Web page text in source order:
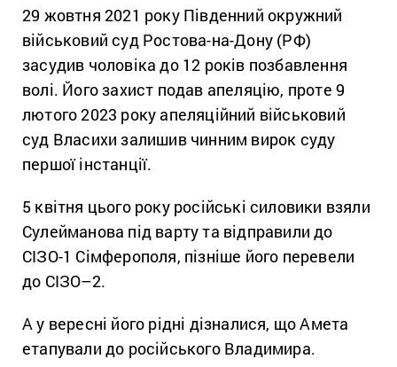
29 жовтня 2021 року Південний окружний
військовий суд Ростова-на-Дону (РФ)
засудив чоловіка до 12 років позбавлення
волі. Його захист подав апеляцію, проте 9
лютого 2023 року апеляційний військовий
суд Власихи залишив чинним вирок суду
першої інстанції.
5 квітня цього року російські силовики взяли
Сулейманова під варту та відправили до
СІЗО-1 Сімферополя, пізніше його перевели
до СІЗО–2.
А у вересні його рідні дізналися, що Амета
етапували до російського Владимира.